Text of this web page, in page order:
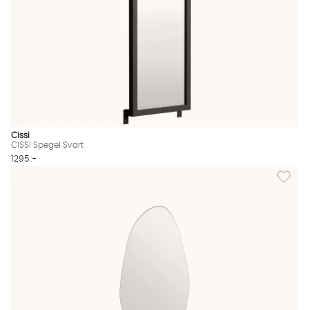
Cissi
CISSI Spegel Svart
1295 :-
Lägg